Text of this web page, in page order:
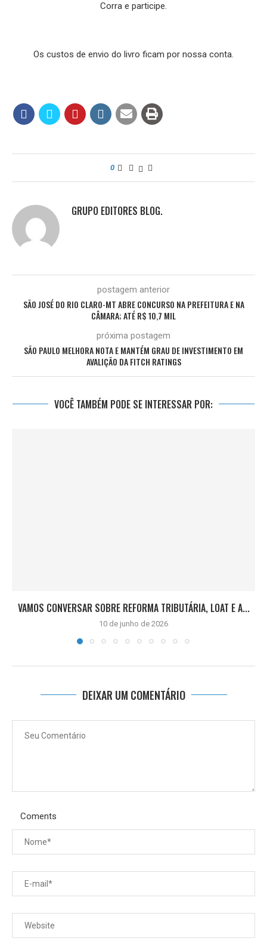
Corra e participe.
Os custos de envio do livro ficam por nossa conta.
0
GRUPO EDITORES BLOG.
postagem anterior
SÃO JOSÉ DO RIO CLARO-MT ABRE CONCURSO NA PREFEITURA E NA
CÂMARA; ATÉ R$ 10,7 MIL
próxima postagem
SÃO PAULO MELHORA NOTA E MANTÉM GRAU DE INVESTIMENTO EM
AVALIÇÃO DA FITCH RATINGS
VOCÊ TAMBÉM PODE SE INTERESSAR POR:
VAMOS CONVERSAR SOBRE REFORMA TRIBUTÁRIA, LOAT E A...
10 de junho de 2026
DEIXAR UM COMENTÁRIO
Coments